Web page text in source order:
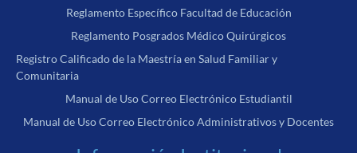
Reglamento Específico Facultad de Educación
Reglamento Posgrados Médico Quirúrgicos
Registro Calificado de la Maestría en Salud Familiar y
Comunitaria
Manual de Uso Correo Electrónico Estudiantil
Manual de Uso Correo Electrónico Administrativos y Docentes